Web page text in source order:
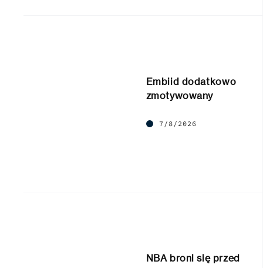
Embiid dodatkowo
zmotywowany
7/8/2026
NBA broni się przed